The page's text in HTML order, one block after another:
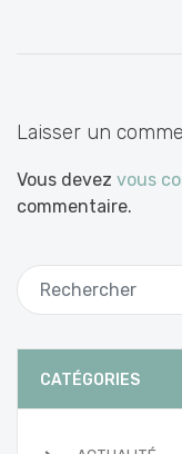
Laisser un
Vous devez vous
commentaire.
CATÉGORIES